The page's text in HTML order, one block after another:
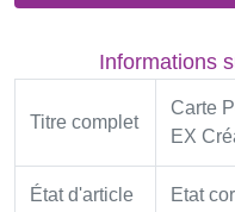
Informations
Titre complet
Carte
EX
État d'article Etat